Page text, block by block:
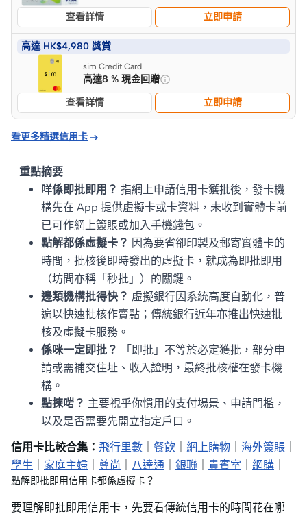
查看詳情
立即申請
高達 HK$4,980 獎賞
sim Credit Card
高達8 % 現金回贈
查看詳情
立即申請
看更多精選信用卡
重點摘要
咩係即批即用？ 指網上申請信用卡獲批後，發卡機
構先在 App 提供虛擬卡或卡資料，未收到實體卡前
已可作網上簽賬或加入手機錢包。
點解都係虛擬卡？ 因為要省卻印製及郵寄實體卡的
時間，批核後即時發出的虛擬卡，就成為即批即用
（坊間亦稱「秒批」）的關鍵。
邊類機構批得快？ 虛擬銀行因系統高度自動化，普
遍以快速批核作賣點；傳統銀行近年亦推出快速批
核及虛擬卡服務。
係咪一定即批？
「即批」不等於必定獲批，部分申
請或需補交住址、收入證明，最終批核權在發卡機
構。
點揀啱？ 主要視乎你慣用的支付場景、申請門檻，
以及是否需要先開立指定戶口。
信用卡比較合集： 飛行里數 餐飲 網上購物 海外簽賬
學生
家庭主婦 尊尚 八達通 銀聯 貴賓室 網購
點解即批即用信用卡都係虛擬卡？
要理解即批即用信用卡，先要看傳統信用卡的時間花在哪